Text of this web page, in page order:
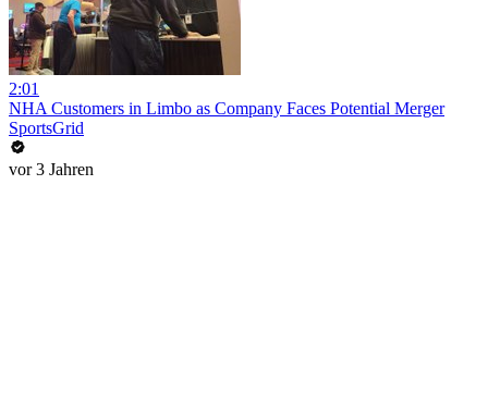
2:01
NHA Customers in Limbo as Company Faces Potential Merger
SportsGrid
vor 3 Jahren